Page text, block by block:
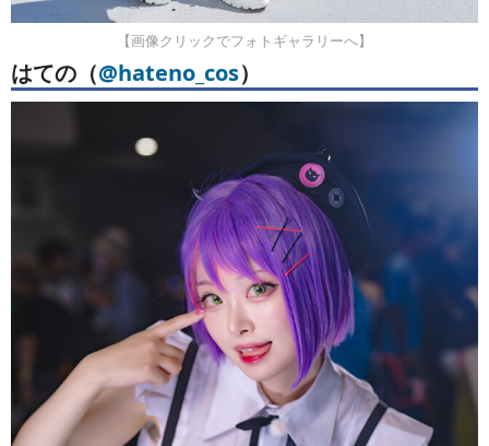
【画像クリックでフォトギャラリーへ】
はての（@hateno_cos）